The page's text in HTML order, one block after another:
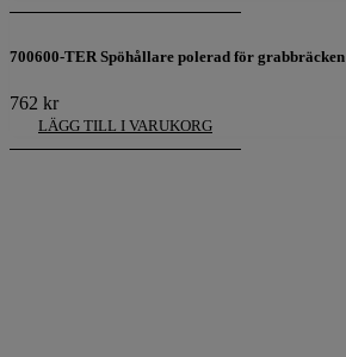
700600-TER Spöhållare polerad för grabbräcken
762 kr
LÄGG TILL I VARUKORG